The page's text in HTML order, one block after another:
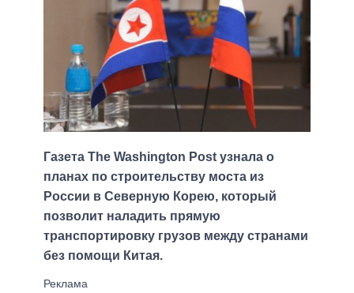
Газета The Washington Post узнала о
планах по строительству моста из
России в Северную Корею, который
позволит наладить прямую
транспортировку грузов между странами
без помощи Китая.